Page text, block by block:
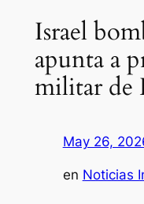
Israel
apunta a
militar de
May 26,
en Noticias